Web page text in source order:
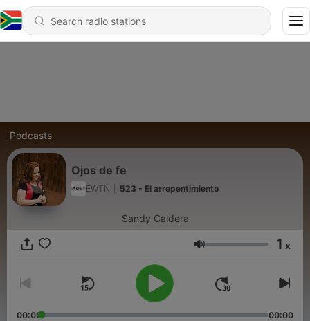
Podcasts
Ojos de fe
EWTN 523 - El arrepentimiento
Sandy Caldera
Volume 1 x
00:00 00:00